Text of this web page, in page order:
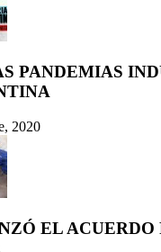
PANDEMIAS
2020
EL ACUERDO